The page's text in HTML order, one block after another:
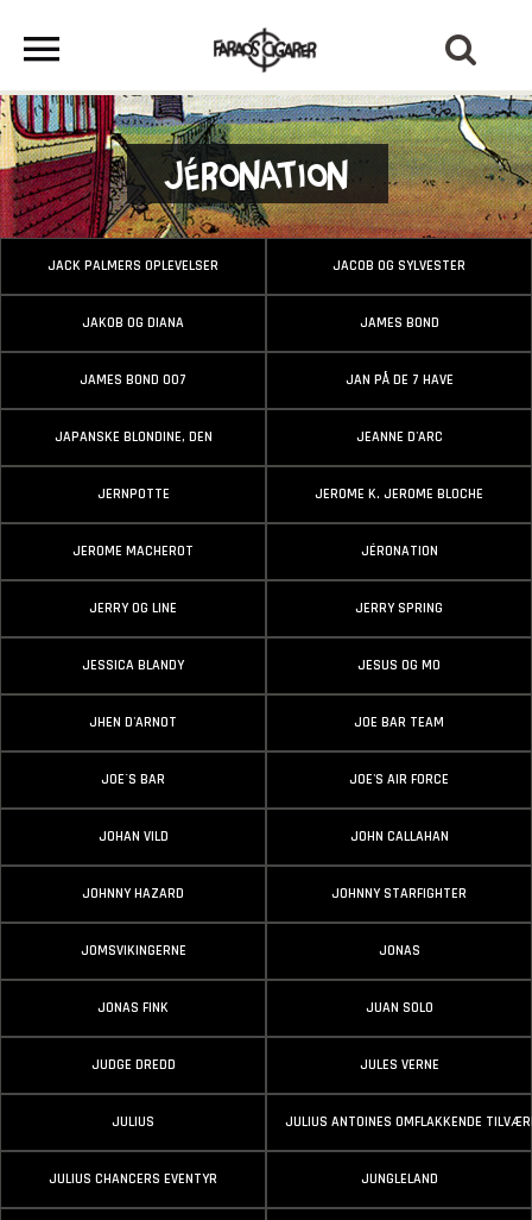
Jéronation
JACK PALMERS OPLEVELSER JACOB OG SYLVESTER
JAKOB OG DIANA JAMES BOND
JAMES BOND 007 JAN PÅ DE 7 HAVE
JAPANSKE BLONDINE, DEN JEANNE D'ARC
JERNPOTTE JEROME K. JEROME BLOCHE
JEROME MACHEROT JÉRONATION
JERRY OG LINE JERRY SPRING
JESSICA BLANDY JESUS OG MO
JHEN D'ARNOT JOE BAR TEAM
JOE´S BAR JOE'S AIR FORCE
JOHAN VILD JOHN CALLAHAN
JOHNNY HAZARD JOHNNY STARFIGHTER
JOMSVIKINGERNE JONAS
JONAS FINK JUAN SOLO
JUDGE DREDD JULES VERNE
JULIUS JULIUS ANTOINES OMFLAKKENDE
JULIUS CHANCERS EVENTYR JUNGLELAND